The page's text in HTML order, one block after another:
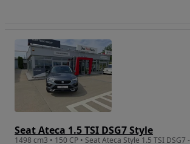
Seat Ateca 1.5 TSI DSG7 Style